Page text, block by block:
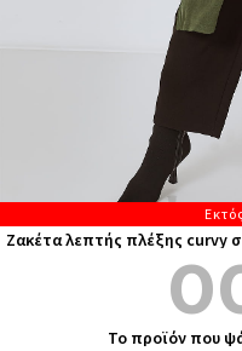
Ζακέτα λεπτής πλέξης curvy
Το προϊόν που